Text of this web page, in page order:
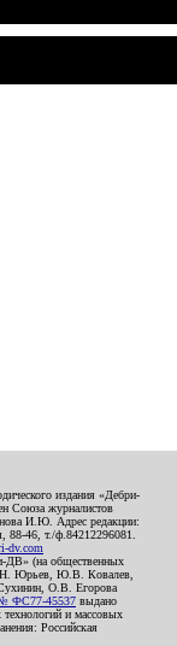
издания «Дебри-
Союза журналистов
И.Ю. Адрес редакции:
88-46, т./ф.84212296081.
dv.com
ДВ» (на общественных
Юрьев, Ю.В. Ковалев,
О.В. Егорова
ФС77-45537 выдано
и массовых
Российская